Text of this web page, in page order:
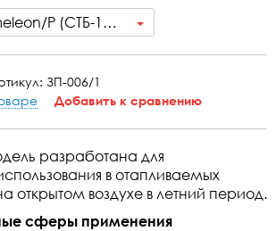
STB-17Cca hameleon/Р (СТБ-17Сса Хамелеон/Р) - 200Дж, 1200Н, ПУ/ТПУ/ТПУ
ЗП-006/1
Добавить к сравнению
разработана для
в отапливаемых
открытом воздухе в летний период.
сферы применения